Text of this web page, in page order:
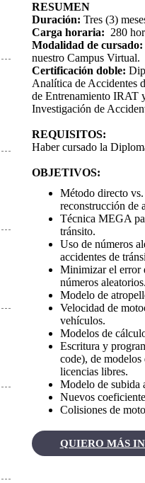
RESUMEN
Duración: Tres (3)
Carga horaria: 280
Modalidad de cursado:
nuestro Campus Virtual.
Certificación doble:
Analítica de Accidentes
de Entrenamiento IRAT
Investigación de
REQUISITOS:
Haber cursado la
OBJETIVOS:
Método directo
reconstrucción de
Técnica MEGA
tránsito.
Uso de números
accidentes de
Minimizar el error
números aleatorios.
Modelo de
Velocidad de
vehículos.
Modelos de
Escritura y
code), de
licencias libres.
Modelo de subida
Nuevos
Colisiones de
QUIERO MÁS